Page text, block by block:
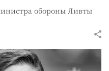
обороны Ливты